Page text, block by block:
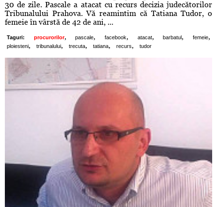
30 de zile. Pascale a atacat cu recurs decizia judecătorilor
Tribunalului Prahova. Vă reamintim că Tatiana Tudor, o
femeie în vârstă de 42 de ani, ...
Taguri: procurorilor, pascale, facebook, atacat, barbatul , femeie,
ploiesteni, tribunalului, trecuta, tatiana, recurs, tudor